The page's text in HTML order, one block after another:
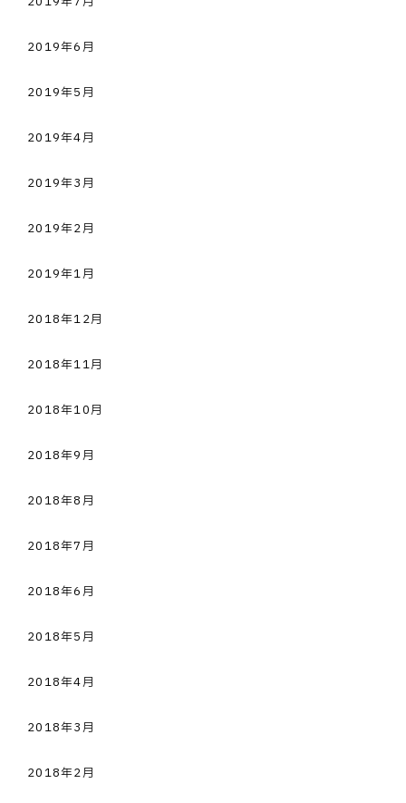
2019年6月
2019年5月
2019年4月
2019年3月
2019年2月
2019年1月
2018年12月
2018年11月
2018年10月
2018年9月
2018年8月
2018年7月
2018年6月
2018年5月
2018年4月
2018年3月
2018年2月